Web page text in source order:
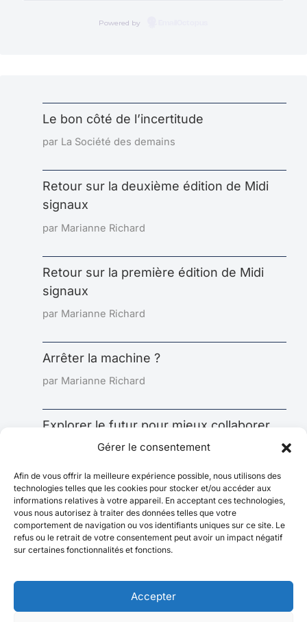
Gérer le consentement
Afin de vous offrir la meilleure expérience possible, nous utilisons des
technologies telles que les cookies pour stocker et/ou accéder aux
informations relatives à votre appareil. En acceptant ces technologies,
vous nous autorisez à traiter des données telles que votre
comportement de navigation ou vos identifiants uniques sur ce site. Le
refus ou le retrait de votre consentement peut avoir un impact négatif
sur certaines fonctionnalités et fonctions.
Accepter
Powered by
Le bon côté de l’incertitude
par La Société des demains
Retour sur la deuxième édition de Midi
signaux
par Marianne Richard
Retour sur la première édition de Midi
signaux
par Marianne Richard
Arrêter la machine ?
par Marianne Richard
Explorer le futur pour mieux collaborer
aujourd’hui : l’impact sous-estimé de la
par Marianne Richard